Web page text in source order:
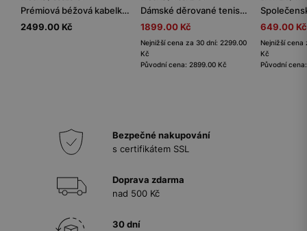
Prémiová béžová kabelka přes rameno crossbody z hladké kůže
2499.00 Kč
Dámské děrované tenisky na vysoké platformě
1899.00 Kč
Nejnižší cena za 30 dní: 2299.00
Kč
Původní cena: 2899.00 Kč
649.00 Kč
Nejnižší cena
Kč
Původní
Bezpečné nakupování
s certifikátem SSL
Doprava zdarma
nad 500 Kč
30 dní